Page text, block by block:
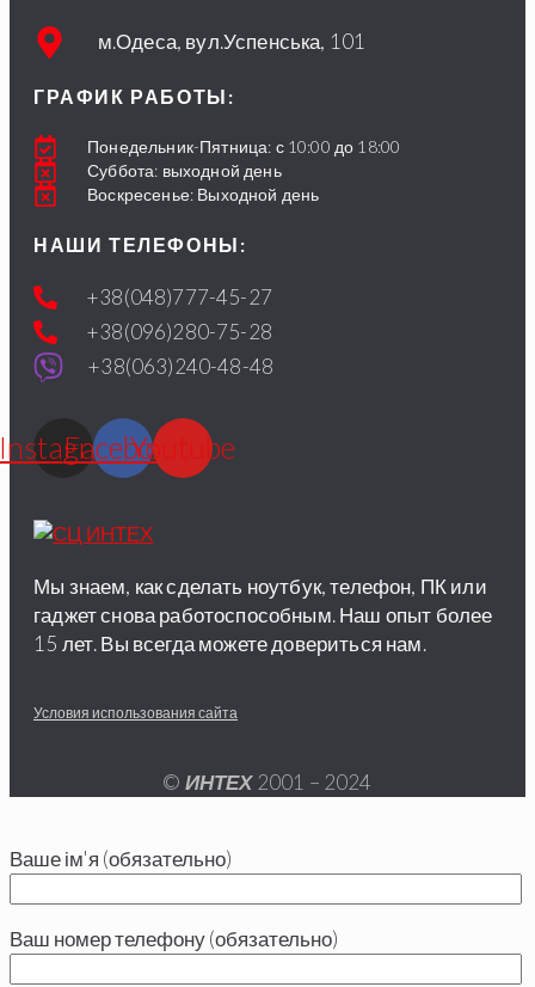
м.Одеса, вул.Успенська, 101
ГРАФИК РАБОТЫ:
Понедельник-Пятница: с 10:00 до 18:00
Суббота: выходной день
Воскресенье: Выходной день
НАШИ ТЕЛЕФОНЫ:
+38(048)777-45-27
+38(096)280-75-28
+38(063)240-48-48
Instagram
FacebookYoutube
Мы знаем, как сделать ноутбук, телефон, ПК или
гаджет снова работоспособным. Наш опыт более
15 лет. Вы всегда можете довериться нам.
Условия использования сайта
© ИНТЕХ 2001 – 2024
Ваше ім'я (обязательно)
Ваш номер телефону (обязательно)